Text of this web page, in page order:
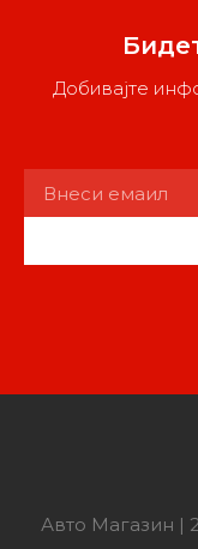
Добивајте
Авто Магазин |